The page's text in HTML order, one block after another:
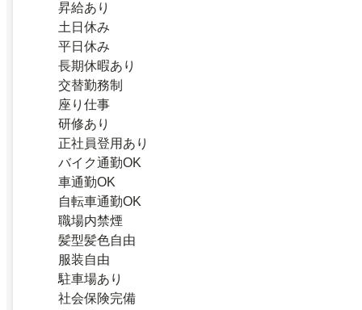
昇給あり
土日休み
平日休み
長期休暇あり
交替勤務制
座り仕事
研修あり
正社員登用あり
バイク通勤OK
車通勤OK
自転車通勤OK
職場内禁煙
髪型髪色自由
服装自由
駐車場あり
社会保険完備